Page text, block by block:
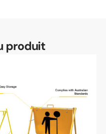
produit